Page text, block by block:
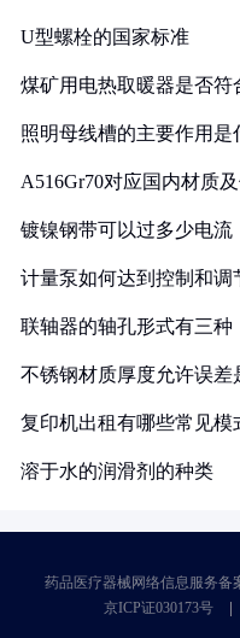
U型螺栓的国家标准
煤矿用电热取暖器是否符
照明母线槽的主要作用是
A516Gr70对应国内材质
镀镍钢带可以过多少电流
计量泵如何达到控制和调
联轴器的轴孔形式有三种
不锈钢材质厚度允许误差
复印机出租有哪些常见模
溶于水的润滑剂的种类
药品医疗器械网络信息服务备
京ICP证030173号